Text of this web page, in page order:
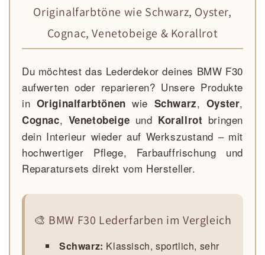
Originalfarbtöne wie Schwarz, Oyster,
Cognac, Venetobeige & Korallrot
Du möchtest das Lederdekor deines BMW F30
aufwerten oder reparieren? Unsere Produkte
in Originalfarbtönen wie Schwarz, Oyster,
Cognac, Venetobeige und Korallrot bringen
dein Interieur wieder auf Werkszustand – mit
hochwertiger Pflege, Farbauffrischung und
Reparatursets direkt vom Hersteller.
🎨 BMW F30 Lederfarben im Vergleich
Schwarz: Klassisch, sportlich, sehr